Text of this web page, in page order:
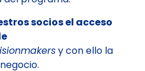
socios el acceso
y con ello la